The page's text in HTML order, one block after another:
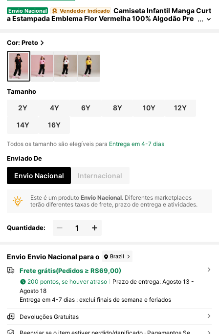
Envio Nacional Vendedor Indicado Camiseta Infantil Manga Curt
a Estampada Emblema Flor Vermelha 100% Algodão Pre
Cor: Preto
Tamanho
2Y 4Y 6Y 8Y 10Y 12Y
14Y 16Y
Todos os tamanho são elegíveis para Entrega em 4-7 dias
Enviado De
Envio Nacional Internacional
Este é um produtoEnvio Nacional. Diferentes marketplaces
terão diferentes taxas de frete, prazo de entrega e atividades.
Quantidade:
Envio Envio Nacional para o Brazil
Frete grátis(Pedidos ≥ R$69,00)
200 pontos, se houver atraso Prazo de entrega: Agosto 13 -
Agosto 18
Entrega em 4-7 dias : exclui finais de semana e feriados
Devoluções Gratuitas